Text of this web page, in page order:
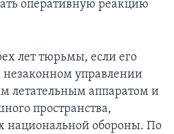
оперативную реакцию
лет тюрьмы, если его
управлении
летательным аппаратом и
пространства,
национальной обороны. По